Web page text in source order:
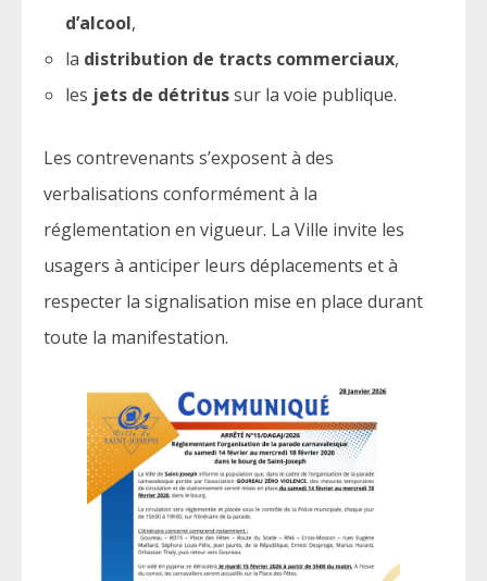
d’alcool,
la distribution de tracts commerciaux,
les jets de détritussur la voie publique.
Les contrevenants s’exposent à des
verbalisations conformément à la
réglementation en vigueur. La Ville invite les
usagers à anticiper leurs déplacements et à
respecter la signalisation mise en place durant
toute la manifestation.